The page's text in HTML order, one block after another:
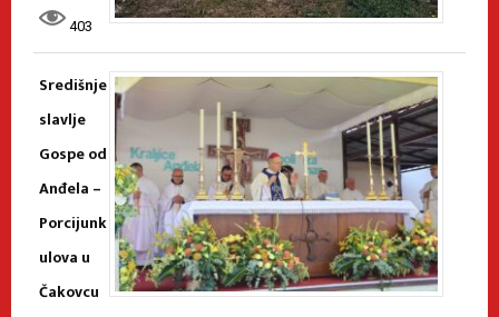
403
Središnje
slavlje
Gospe od
Anđela –
Porcijunk
ulova u
Čakovcu